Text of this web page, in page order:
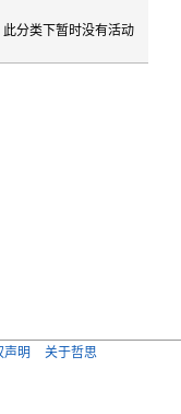
此分类下暂时没有活动
声明
关于哲思